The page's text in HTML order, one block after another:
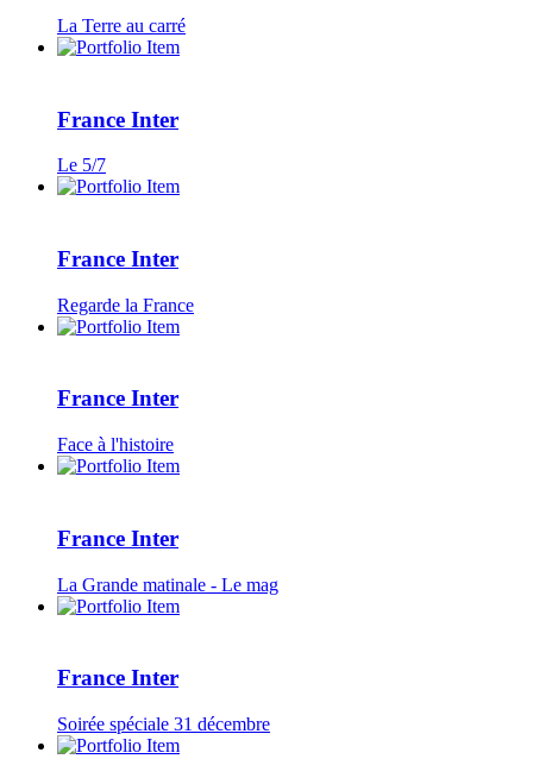
La Terre au carré
France Inter
Le 5/7
France Inter
Regarde la France
France Inter
Face à l'histoire
France Inter
La Grande matinale - Le mag
France Inter
Soirée spéciale 31 décembre